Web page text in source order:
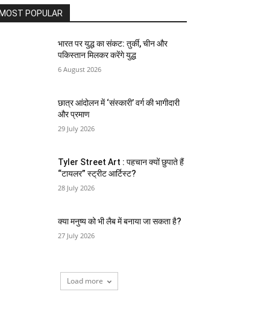
MOST POPULAR
भारत पर युद्ध का संकट: तुर्की, चीन और
पकिस्तान मिलकर करेंगे युद्ध
6 August 2026
छात्र आंदोलन में ‘संस्कारी’ वर्ग की भागीदारी
और प्रमाण
29 July 2026
Tyler Street Art : पहचान क्यों छुपाते हैं
“टायलर” स्ट्रीट आर्टिस्ट?
28 July 2026
क्या मनुष्य को भी लैब में बनाया जा सकता है?
27 July 2026
Load more